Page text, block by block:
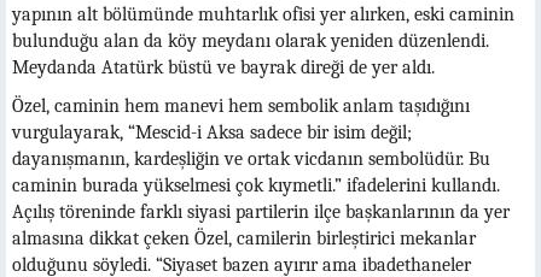
yapının alt bölümünde muhtarlık ofisi yer alırken, eski caminin
bulunduğu alan da köy meydanı olarak yeniden düzenlendi.
Meydanda Atatürk büstü ve bayrak direği de yer aldı.
Özel, caminin hem manevi hem sembolik anlam taşıdığını
vurgulayarak, “Mescid-i Aksa sadece bir isim değil;
dayanışmanın, kardeşliğin ve ortak vicdanın sembolüdür. Bu
caminin burada yükselmesi çok kıymetli.” ifadelerini kullandı.
Açılış töreninde farklı siyasi partilerin ilçe başkanlarının da yer
almasına dikkat çeken Özel, camilerin birleştirici mekanlar
olduğunu söyledi. “Siyaset bazen ayırır ama ibadethaneler